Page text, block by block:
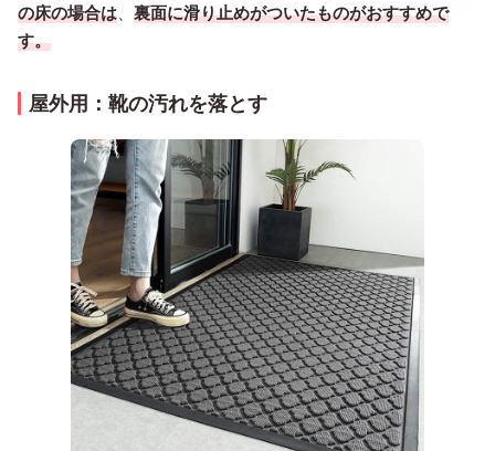
の床の場合は、 裏面に滑り止めがついたものがおすすめで
す。
屋外用：靴の汚れを落とす